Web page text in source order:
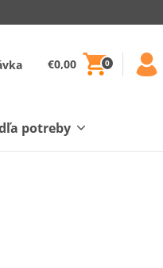
€0,00 0
potreby